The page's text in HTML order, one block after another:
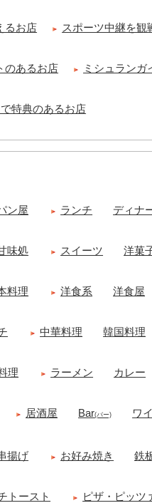
るお店 スポーツ中継を観
のあるお店 ミシュランガ
特典のあるお店
ン屋 ランチ ディナ
味処 スイーツ 洋菓
料理 洋食系 洋食屋
中華料理 韓国料理
理 ラーメン カレー
居酒屋 Bar(バー) ワ
揚げ お好み焼き 鉄
トースト ピザ・ピッツ